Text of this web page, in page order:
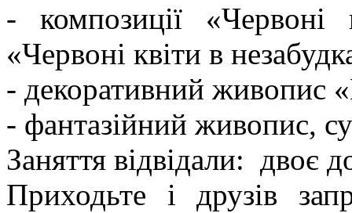
- композиції «Червоні
«Червоні квіти в
- декоративний живопис
- фантазійний живопис,
Заняття відвідали: двоє
Приходьте і друзів